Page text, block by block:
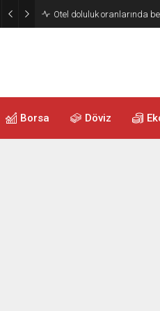
Otel doluluk oranlarında
Borsa Döviz